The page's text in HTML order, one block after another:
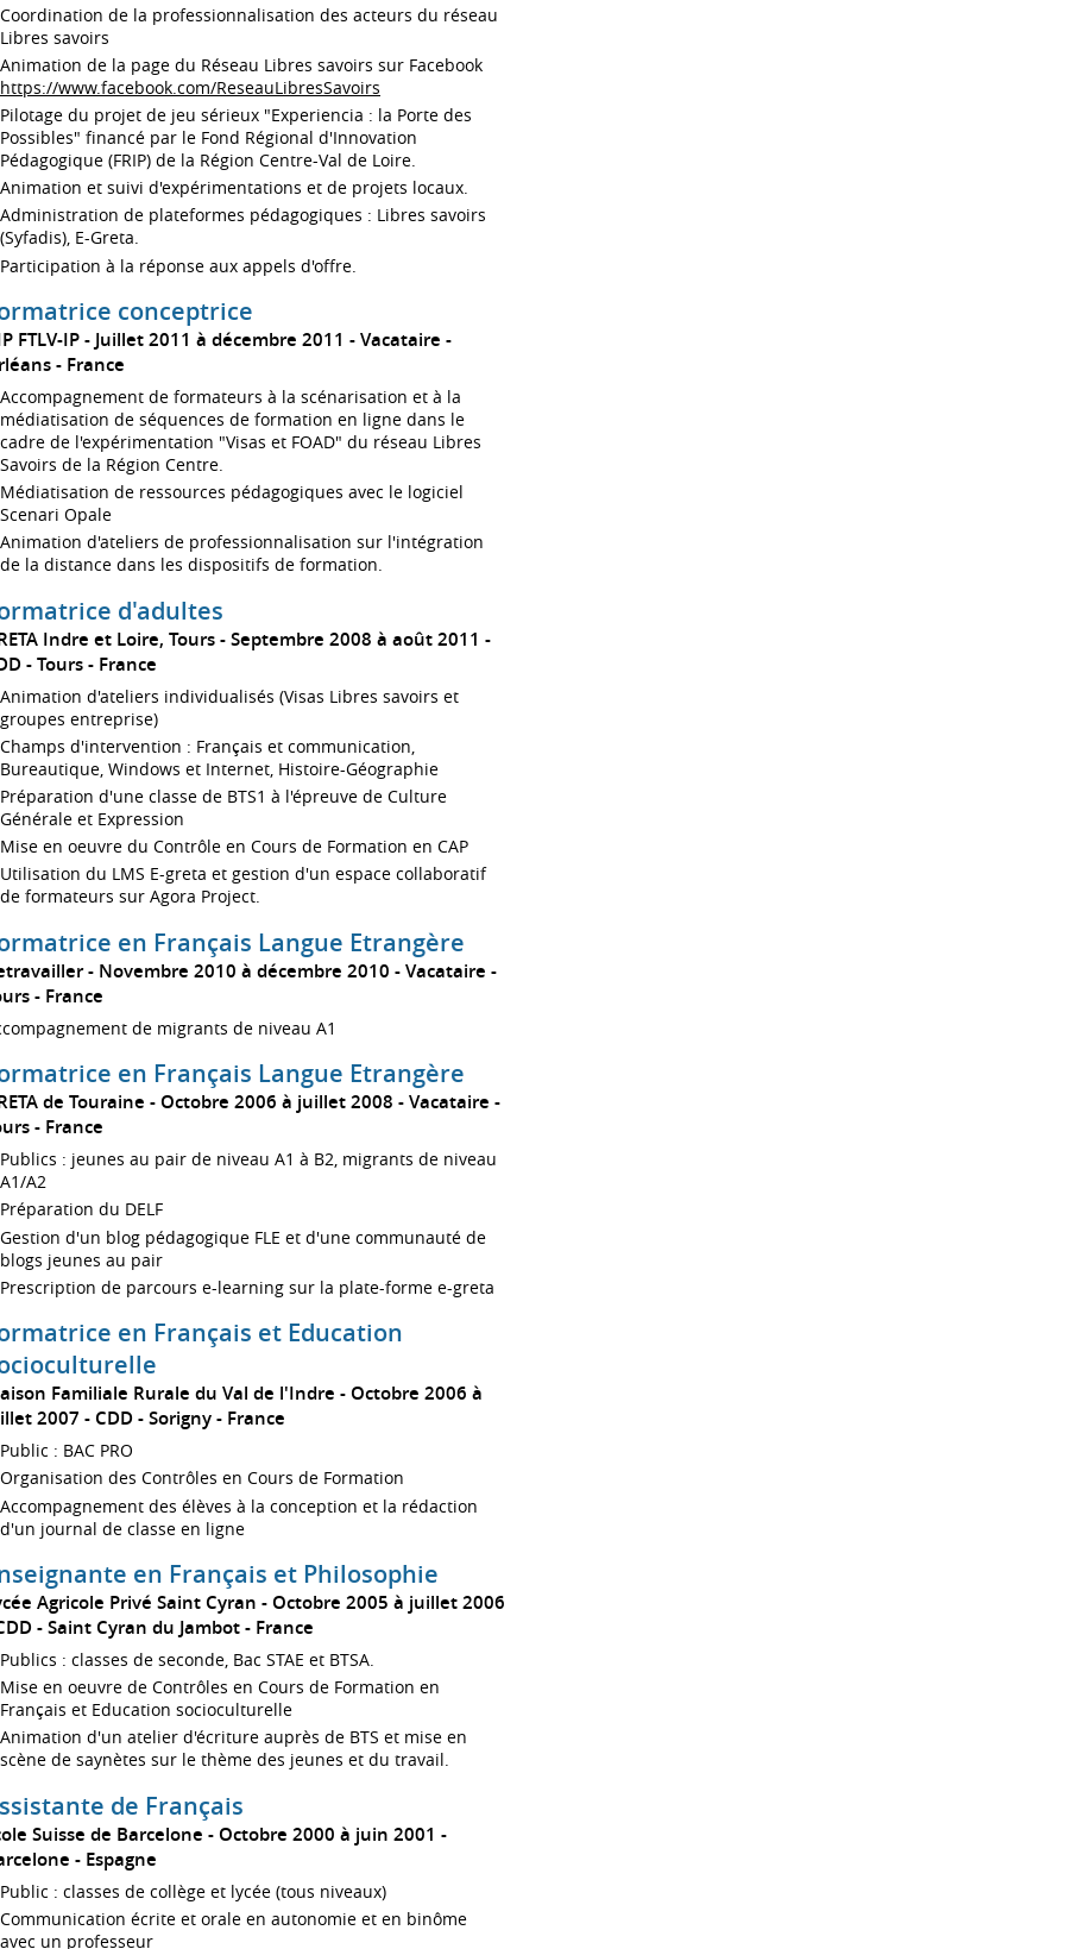
Coordination de la professionnalisation des acteurs du réseau
Libres savoirs
Animation de la page du Réseau Libres savoirs sur Facebook
https://www.facebook.com/ReseauLibresSavoirs
Pilotage du projet de jeu sérieux "Experiencia : la Porte des
Possibles" financé par le Fond Régional d'Innovation
Pédagogique (FRIP) de la Région Centre-Val de Loire.
Animation et suivi d'expérimentations et de projets locaux.
Administration de plateformes pédagogiques : Libres savoirs
(Syfadis), E-Greta.
Participation à la réponse aux appels d'offre.
conceptrice
FTLV-IP Juillet 2011 à décembre 2011
Vacataire
France
Accompagnement de formateurs à la scénarisation et à la
médiatisation de séquences de formation en ligne dans le
cadre de l'expérimentation "Visas et FOAD" du réseau Libres
Savoirs de la Région Centre.
Médiatisation de ressources pédagogiques avec le logiciel
Scenari Opale
Animation d'ateliers de professionnalisation sur l'intégration
de la distance dans les dispositifs de formation.
d'adultes
Indre et Loire, Tours
Septembre 2008 à août 2011
Tours France
Animation d'ateliers individualisés (Visas Libres savoirs et
groupes entreprise)
Champs d'intervention : Français et communication,
Bureautique, Windows et Internet, Histoire-Géographie
Préparation d'une classe de BTS1 à l'épreuve de Culture
Générale et Expression
Mise en oeuvre du Contrôle en Cours de Formation en CAP
Utilisation du LMS E-greta et gestion d'un espace collaboratif
de formateurs sur Agora Project.
en Français Langue Etrangère
Novembre 2010 à décembre 2010
Vacataire
France
de migrants de niveau A1
en Français Langue Etrangère
de Touraine Octobre 2006 à juillet 2008
Vacataire
France
Publics : jeunes au pair de niveau A1 à B2, migrants de niveau
A1/A2
Préparation du DELF
Gestion d'un blog pédagogique FLE et d'une communauté de
blogs jeunes au pair
Prescription de parcours e-learning sur la plate-forme e-greta
en Français et Education
Familiale Rurale du Val de l'Indre
Octobre 2006 à
2007
CDD Sorigny France
Public : BAC PRO
Organisation des Contrôles en Cours de Formation
Accompagnement des élèves à la conception et la rédaction
d'un journal de classe en ligne
en Français et Philosophie
Agricole Privé Saint Cyran
Octobre 2005 à juillet 2006
Saint Cyran du Jambot France
Publics : classes de seconde, Bac STAE et BTSA.
Mise en oeuvre de Contrôles en Cours de Formation en
Français et Education socioculturelle
Animation d'un atelier d'écriture auprès de BTS et mise en
scène de saynètes sur le thème des jeunes et du travail.
de Français
Suisse de Barcelone
Octobre 2000 à juin 2001
Espagne
Public : classes de collège et lycée (tous niveaux)
Communication écrite et orale en autonomie et en binôme
avec un professeur